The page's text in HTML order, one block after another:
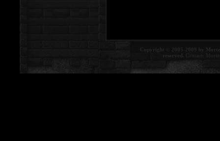
Copyright © 2005-2009 by
reserved. Contact: